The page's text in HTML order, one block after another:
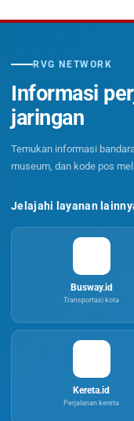
RVG NETWORK
Informasi
jaringan
Temukan informasi
museum, dan kode pos
Jelajahi layanan
Busway.id
Transportasi kota
Kereta.id
Perjalanan kereta